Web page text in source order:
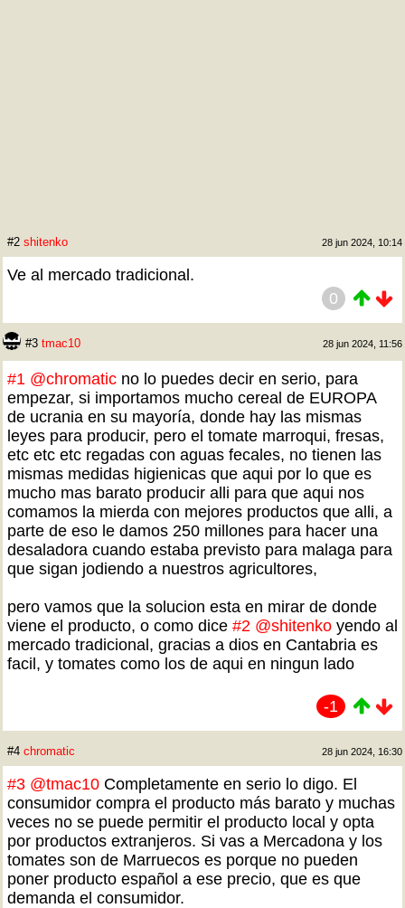
#2 shitenko 28 jun 2024, 10:14
Ve al mercado tradicional.
0
#3 tmac10 28 jun 2024, 11:56
#1 @chromatic no lo puedes decir en serio, para
empezar, si importamos mucho cereal de EUROPA
de ucrania en su mayoría, donde hay las mismas
leyes para producir, pero el tomate marroqui, fresas,
etc etc etc regadas con aguas fecales, no tienen las
mismas medidas higienicas que aqui por lo que es
mucho mas barato producir alli para que aqui nos
comamos la mierda con mejores productos que alli, a
parte de eso le damos 250 millones para hacer una
desaladora cuando estaba previsto para malaga para
que sigan jodiendo a nuestros agricultores,
pero vamos que la solucion esta en mirar de donde
viene el producto, o como dice #2 @shitenko yendo al
mercado tradicional, gracias a dios en Cantabria es
facil, y tomates como los de aqui en ningun lado
-1
#4 chromatic 28 jun 2024, 16:30
#3 @tmac10 Completamente en serio lo digo. El
consumidor compra el producto más barato y muchas
veces no se puede permitir el producto local y opta
por productos extranjeros. Si vas a Mercadona y los
tomates son de Marruecos es porque no pueden
poner producto español a ese precio, que es que
demanda el consumidor.